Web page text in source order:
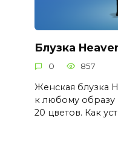
Блузка
0 857
Женская блузка
к любому
20 цветов. Как